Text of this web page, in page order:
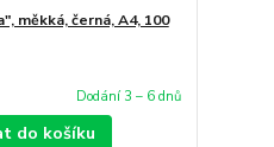
měkká, černá, A4, 100
Dodání 3 – 6 dnů
do košíku